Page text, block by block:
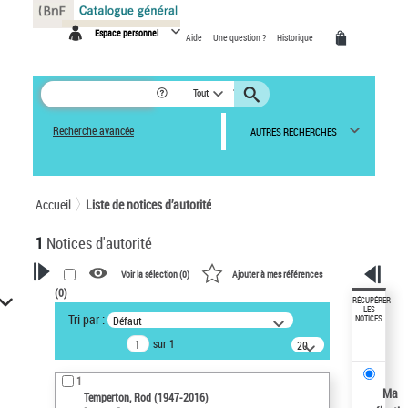
Espace personnel Aide Une question ? Historique
Tout
Recherche avancée AUTRES RECHERCHES
Accueil Liste de notices d’autorité
1 Notices d'autorité
VOTRE RECHERCHE
Recherche avancée dans les
notices d’autorité
Œuvres liées à l'auteur :
Temperton, Rod (1947-2016)
Voir la sélection (0) Ajouter à mes références
(0)
Tri par : Défaut
sur 1
20
résultats/page
1
Temperton, Rod (1947-2016)
RÉCUPÉRER
LES
NOTICES
Ma
Panneau de gestion des cookies